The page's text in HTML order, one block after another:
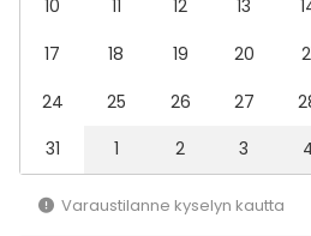
- Jäävesi
- Taidepaja: Hetken veistos
- Catering: Delicatessen
palveluntarjoaja
- EMMA Shopin lahjakassit
10
11 12 13
17
18 19 20
24
25 26 27
31
1 2 3
Varaustilanne kyselyn kautta